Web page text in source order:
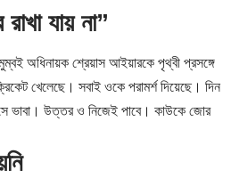
যায় না”
অধিনায়ক শ্রেয়াস আইয়ারকে পৃথ্বী প্রসঙ্গে
খেলেছে। সবাই ওকে পরামর্শ দিয়েছে। দিন
ভাবা। উত্তর ও নিজেই পাবে। কাউকে জোর